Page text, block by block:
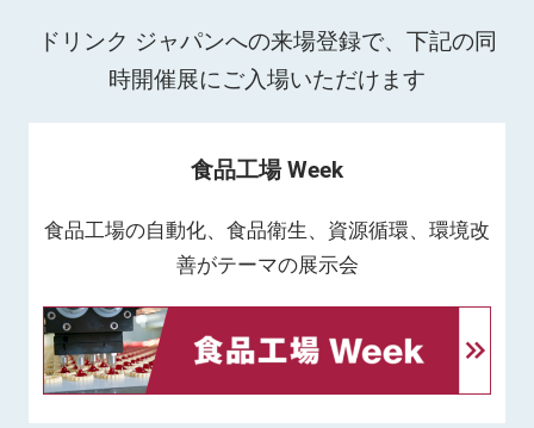
ドリンク ジャパンへの来場登録で、下記の同
時開催展にご入場いただけます
食品工場 Week
食品工場の自動化、食品衛生、資源循環、環境改
善がテーマの展示会